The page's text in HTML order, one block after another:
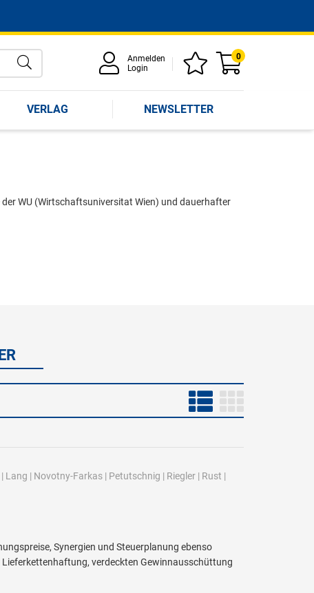
Anmelden
Login
0
VERLAG NEWSLETTER
WU (Wirtschaftsuniversitat Wien) und dauerhafter
Lang | Novotny-Farkas| Petutschnig | Riegler| Rust |
Synergien und Steuerplanung ebenso
verdeckten Gewinnausschüttung